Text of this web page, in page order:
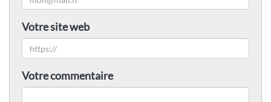
Votre site web
Votre commentaire